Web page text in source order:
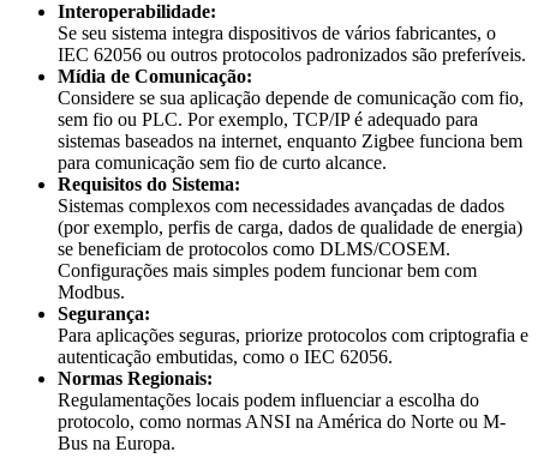
Interoperabilidade:
Se seu sistema integra dispositivos de vários fabricantes, o
IEC 62056 ou outros protocolos padronizados são preferíveis.
Mídia de Comunicação:
Considere se sua aplicação depende de comunicação com fio,
sem fio ou PLC. Por exemplo, TCP/IP é adequado para
sistemas baseados na internet, enquanto Zigbee funciona bem
para comunicação sem fio de curto alcance.
Requisitos do Sistema:
Sistemas complexos com necessidades avançadas de dados
(por exemplo, perfis de carga, dados de qualidade de energia)
se beneficiam de protocolos como DLMS/COSEM.
Configurações mais simples podem funcionar bem com
Modbus.
Segurança:
Para aplicações seguras, priorize protocolos com criptografia e
autenticação embutidas, como o IEC 62056.
Normas Regionais:
Regulamentações locais podem influenciar a escolha do
protocolo, como normas ANSI na América do Norte ou M-
Bus na Europa.